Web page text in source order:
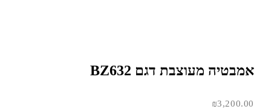
אמבטיה מעוצבת דגם BZ632
₪3,200.00